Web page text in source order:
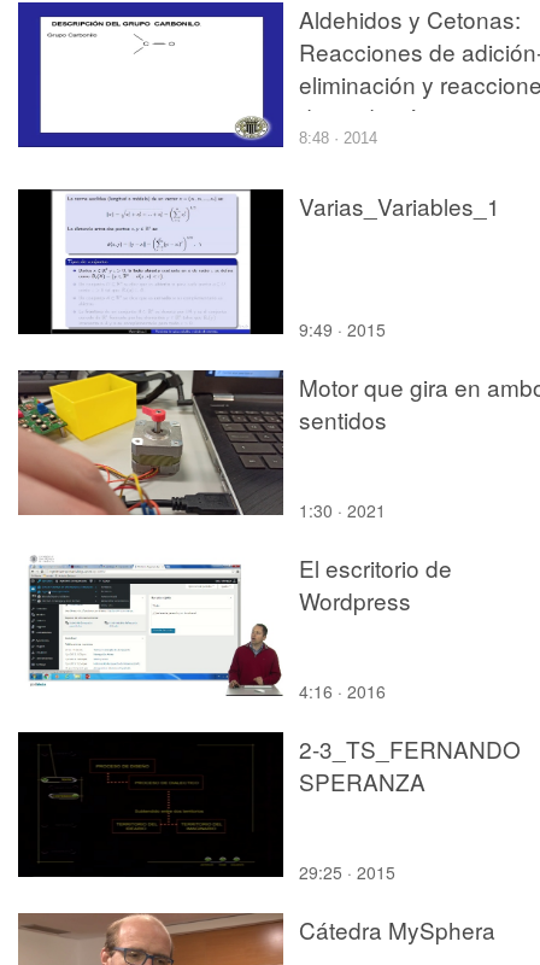
Aldehidos y Cetonas:
Reacciones de
eliminación y
de oxidación
8:48 · 2014
Varias_Variables_1
9:49 · 2015
Motor que gira en
sentidos
1:30 · 2021
El escritorio de
Wordpress
4:16 · 2016
2-3_TS_FERNANDO
SPERANZA
29:25 · 2015
Cátedra MySphera